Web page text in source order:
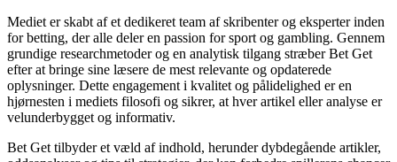
Mediet er skabt af et dedikeret team af skribenter og eksperter inden
for betting, der alle deler en passion for sport og gambling. Gennem
grundige researchmetoder og en analytisk tilgang stræber Bet Get
efter at bringe sine læsere de mest relevante og opdaterede
oplysninger. Dette engagement i kvalitet og pålidelighed er en
hjørnesten i mediets filosofi og sikrer, at hver artikel eller analyse er
velunderbygget og informativ.
Bet Get tilbyder et væld af indhold, herunder dybdegående artikler,